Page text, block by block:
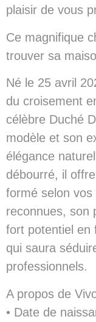
plaisir de vous
Ce magnifique
trouver sa
Né le 25 avril
du croisement
célèbre Duché
modèle et son
élégance
débourré, il
formé selon
reconnues, son
fort potentiel en
qui saura
professionnels.
A propos de
• Date de